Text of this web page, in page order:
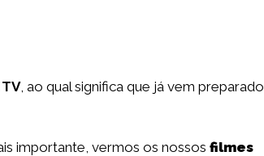
TV, ao qual significa que já vem preparado
importante, vermos os nossos filmes